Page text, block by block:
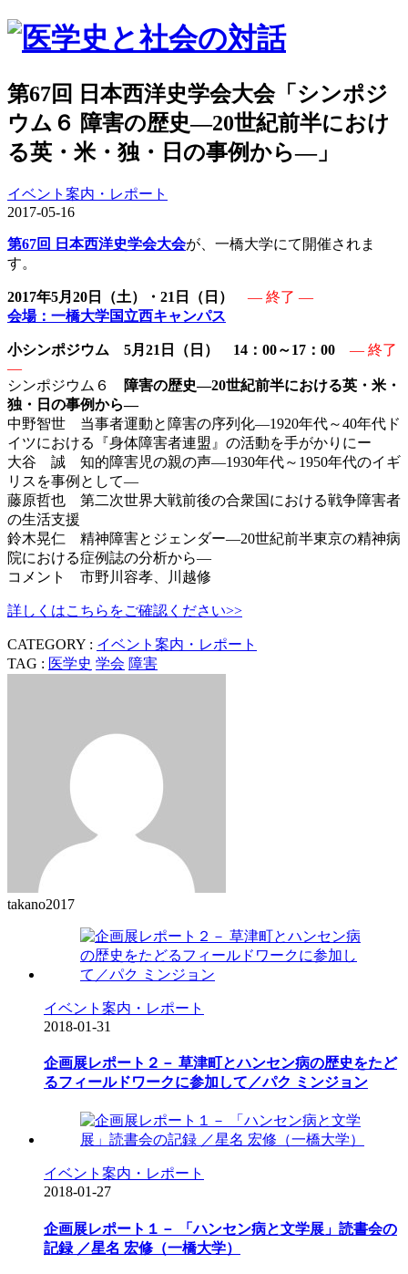
第67回 日本西洋史学会大会「シンポジ
ウム６ 障害の歴史―20世紀前半におけ
る英・米・独・日の事例から―」
イベント案内・レポート
2017-05-16
第67回 日本西洋史学会大会が、一橋大学にて開催されま
す。
2017年5月20日（土）・21日（日）
― 終了 ―
会場：一橋大学国立西キャンパス
小シンポジウム 5月21日（日） 14：00～17：00
― 終了
―
シンポジウム６
障害の歴史―20世紀前半における英・米・
独・日の事例から―
中野智世 当事者運動と障害の序列化―1920年代～40年代ド
イツにおける『身体障害者連盟』の活動を手がかりにー
大谷 誠 知的障害児の親の声―1930年代～1950年代のイギ
リスを事例として―
藤原哲也 第二次世界大戦前後の合衆国における戦争障害者
の生活支援
鈴木晃仁 精神障害とジェンダー―20世紀前半東京の精神病
院における症例誌の分析から―
コメント 市野川容孝、川越修
詳しくはこちらをご確認ください>>
CATEGORY : イベント案内・レポート
TAG : 医学史 学会 障害
takano2017
イベント案内・レポート
2018-01-31
企画展レポート２－ 草津町とハンセン病の歴史をたど
るフィールドワークに参加して／パク ミンジョン
イベント案内・レポート
2018-01-27
企画展レポート１－ 「ハンセン病と文学展」読書会の
記録 ／星名 宏修（一橋大学）